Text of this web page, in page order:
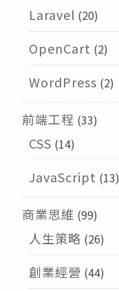
Laravel (20)
OpenCart (2)
WordPress (2)
前端工程 (33)
CSS (14)
JavaScript (13)
商業思維 (99)
人生策略 (26)
創業經營 (44)